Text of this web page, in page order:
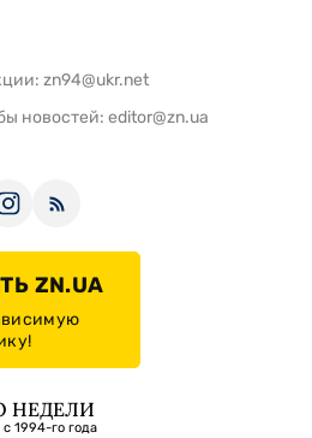
zn94@ukr.net
новостей: editor@zn.ua
ZN.UA
НЕДЕЛИ
1994-го года